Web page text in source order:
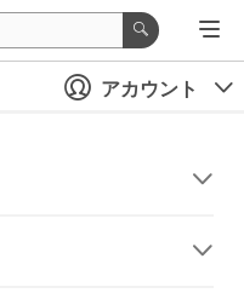
アカウント